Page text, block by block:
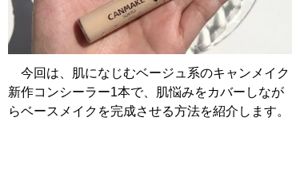
今回は、肌になじむベージュ系のキャンメイク
新作コンシーラー1本で、肌悩みをカバーしなが
らベースメイクを完成させる方法を紹介します。